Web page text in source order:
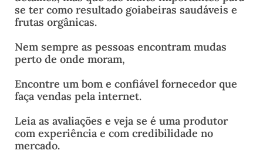
se ter como resultado goiabeiras saudáveis e
frutas orgânicas.
Nem sempre as pessoas encontram mudas
perto de onde moram,
Encontre um bom e confiável fornecedor que
faça vendas pela internet.
Leia as avaliações e veja se é uma produtor
com experiência e com credibilidade no
mercado.